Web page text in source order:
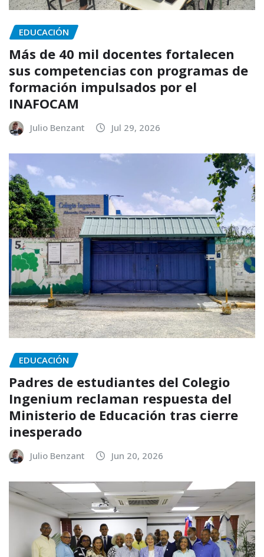
EDUCACIÓN
Más de 40 mil docentes fortalecen
sus competencias con programas de
formación impulsados por el
INAFOCAM
Julio Benzant Jul 29, 2026
EDUCACIÓN
Padres de estudiantes del Colegio
Ingenium reclaman respuesta del
Ministerio de Educación tras cierre
inesperado
Julio Benzant Jun 20, 2026